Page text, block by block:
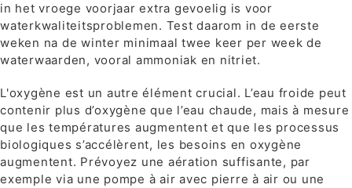
in het vroege voorjaar extra gevoelig is voor
waterkwaliteitsproblemen. Test daarom in de eerste
weken na de winter minimaal twee keer per week de
waterwaarden, vooral ammoniak en nitriet.
L'oxygène est un autre élément crucial. L’eau froide peut
contenir plus d’oxygène que l’eau chaude, mais à mesure
que les températures augmentent et que les processus
biologiques s’accélèrent, les besoins en oxygène
augmentent. Prévoyez une aération suffisante, par
exemple via une pompe à air avec pierre à air ou une